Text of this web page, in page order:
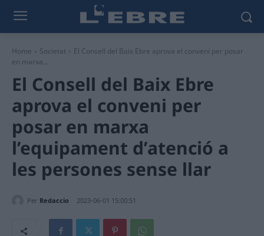
Home Societat
El Consell del Baix Ebre aprova el conveni per posar
en marxa...
El Consell del Baix Ebre
aprova el conveni per
posar en marxa
l’equipament d’atenció a
les persones sense llar
Per Redaccio 2023-06-01 15:00:51